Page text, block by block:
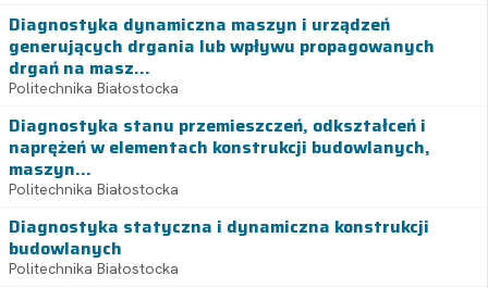
Diagnostyka dynamiczna maszyn i urządzeń
generujących drgania lub wpływu propagowanych
drgań na masz...
Politechnika Białostocka
Diagnostyka stanu przemieszczeń, odkształceń i
naprężeń w elementach konstrukcji budowlanych,
maszyn...
Politechnika Białostocka
Diagnostyka statyczna i dynamiczna konstrukcji
budowlanych
Politechnika Białostocka